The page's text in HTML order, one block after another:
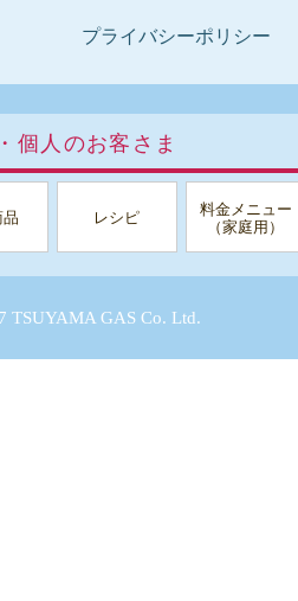
プライバシーポリシー
個人のお客さま
レシピ
料金メニュー
（家庭用）
TSUYAMA GAS Co. Ltd.